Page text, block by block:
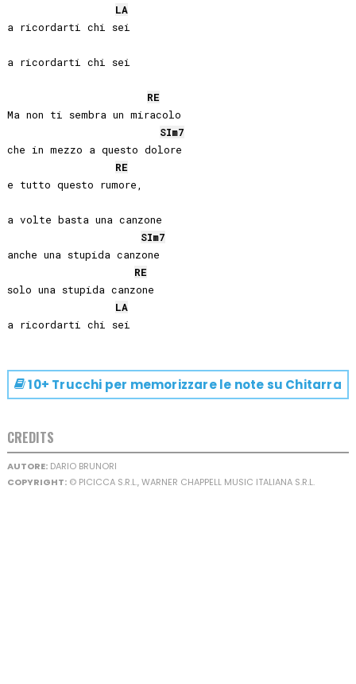
LA
a ricordarti chi sei
a ricordarti chi sei
RE
Ma non ti sembra un miracolo
SIm7
che in mezzo a questo dolore
RE
e tutto questo rumore,
a volte basta una canzone
SIm7
anche una stupida canzone
RE
solo una stupida canzone
LA
10+ Trucchi per memorizzare le note su Chitarra
CREDITS
AUTORE:DARIO BRUNORI
COPYRIGHT:© PICICCA S.R.L., WARNER CHAPPELL MUSIC ITALIANA S.R.L.